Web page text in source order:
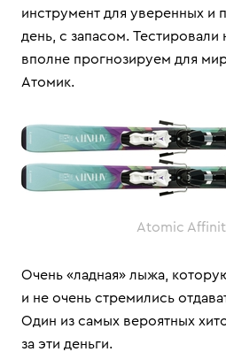
инструмент для уверенных и
день, с запасом. Тестировали
вполне прогнозируем для
Атомик.
Atomic
Очень «ладная» лыжа,
и не очень стремились
Один из самых вероятных
за эти деньги.